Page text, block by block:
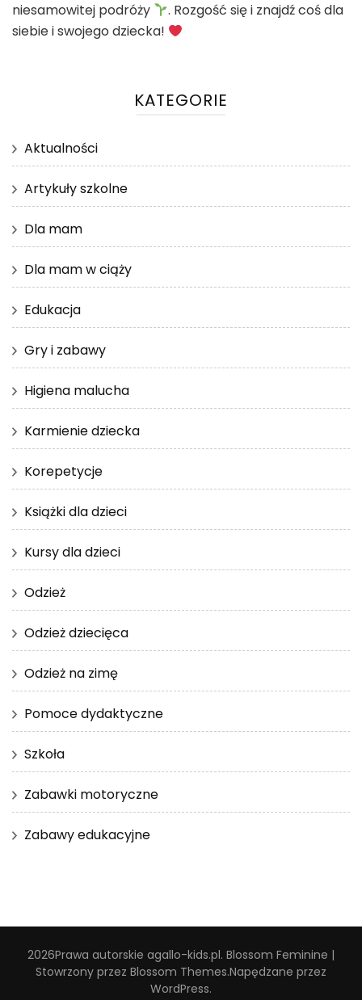
niesamowitej podróży
. Rozgość się i znajdź coś dla
siebie i swojego dziecka!
KATEGORIE
Aktualności
Artykuły szkolne
Dla mam
Dla mam w ciąży
Edukacja
Gry i zabawy
Higiena malucha
Karmienie dziecka
Korepetycje
Książki dla dzieci
Kursy dla dzieci
Odzież
Odzież dziecięca
Odzież na zimę
Pomoce dydaktyczne
Szkoła
Zabawki motoryczne
Zabawy edukacyjne
2026Prawa autorskie agallo-kids.pl. Blossom Feminine |
Stowrzony przez Blossom Themes.Napędzane przez
WordPress.